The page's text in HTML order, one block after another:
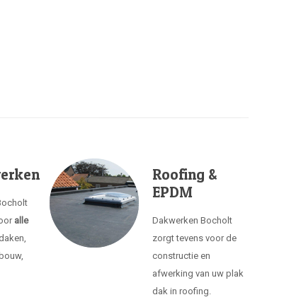
alle
Roofing &
EPDM
Dakwerken Bocholt
zorgt tevens voor de
constructie en
afwerking van uw plak
dak in roofing.